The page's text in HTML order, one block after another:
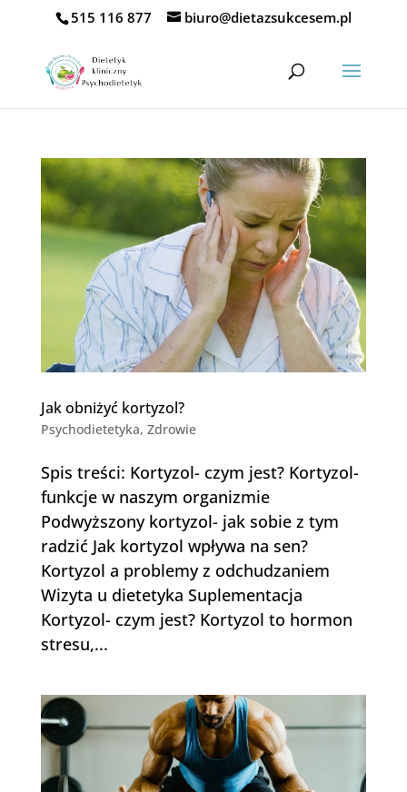
515 116 877 biuro@dietazsukcesem.pl
Jak obniżyć kortyzol?
Psychodietetyka, Zdrowie
Spis treści: Kortyzol- czym jest? Kortyzol-
funkcje w naszym organizmie
Podwyższony kortyzol- jak sobie z tym
radzić Jak kortyzol wpływa na sen?
Kortyzol a problemy z odchudzaniem
Wizyta u dietetyka Suplementacja
Kortyzol- czym jest? Kortyzol to hormon
stresu,...